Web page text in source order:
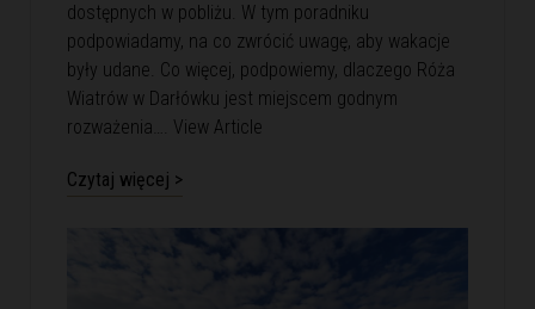
dostępnych w pobliżu. W tym poradniku
podpowiadamy, na co zwrócić uwagę, aby wakacje
były udane. Co więcej, podpowiemy, dlaczego Róża
Wiatrów w Darłówku jest miejscem godnym
rozważenia…. View Article
Czytaj więcej >